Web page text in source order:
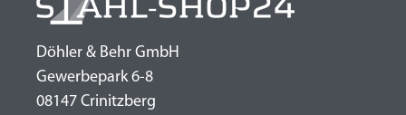
Döhler & Behr GmbH
Gewerbepark 6-8
08147 Crinitzberg